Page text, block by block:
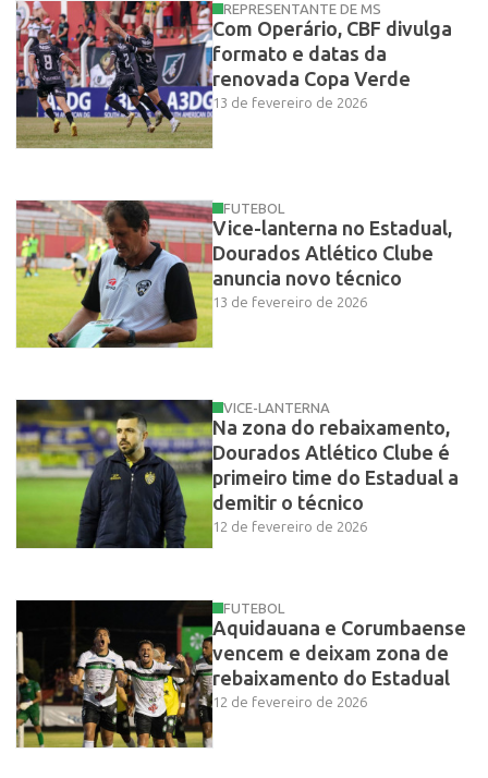
REPRESENTANTE DE MS
Com Operário, CBF divulga
formato e datas da
renovada Copa Verde
13 de fevereiro de 2026
FUTEBOL
Vice-lanterna no Estadual,
Dourados Atlético Clube
anuncia novo técnico
13 de fevereiro de 2026
VICE-LANTERNA
Na zona do rebaixamento,
Dourados Atlético Clube é
primeiro time do Estadual a
demitir o técnico
12 de fevereiro de 2026
FUTEBOL
Aquidauana e Corumbaense
vencem e deixam zona de
rebaixamento do Estadual
12 de fevereiro de 2026